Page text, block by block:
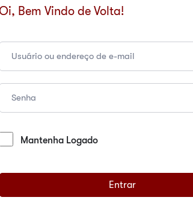
Bem Vindo de Volta!
Mantenha Logado
Entrar